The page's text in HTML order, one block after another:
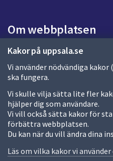
Kakor på uppsala.se
Vi använder nödvändiga
ska fungera.
Vi skulle vilja sätta lite fler
hjälper dig som användare.
Vi vill också sätta kakor för
förbättra webbplatsen.
Du kan när du vill ändra dina
Läs om vilka kakor vi
i
d
a
Om webbplatsen
Om webbplatsen
Allmänna handlingar och
Behandling av
Kakor
Språk (other languages)
Tillgänglighetsredogörelse